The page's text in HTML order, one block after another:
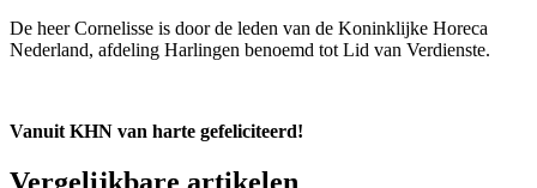
De heer Cornelisse is door de leden van de Koninklijke Horeca
Nederland, afdeling Harlingen benoemd tot Lid van Verdienste.
Vanuit KHN van harte gefeliciteerd!